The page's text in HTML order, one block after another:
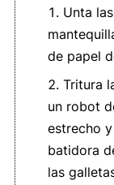
Unta
de papel
Tritura
un robot
estrecho
batidora
las